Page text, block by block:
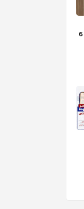
ملف. القضية رقم 6